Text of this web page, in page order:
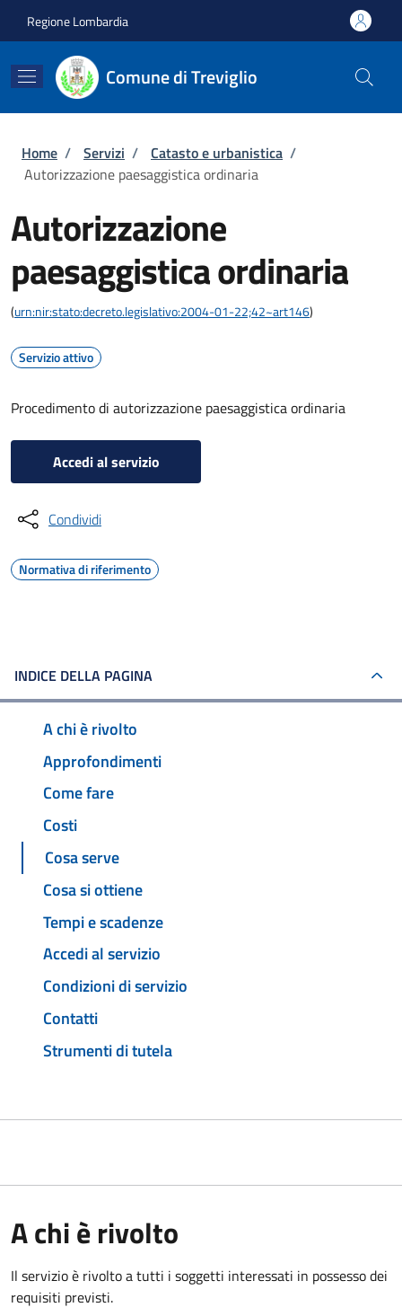
Regione Lombardia
Comune di Treviglio
Briciole di pane
Home / Servizi / Catasto e urbanistica /
Autorizzazione paesaggistica ordinaria
Autorizzazione
paesaggistica ordinaria
(urn:nir:stato:decreto.legislativo:2004-01-22;42~art146)
Servizio attivo
Procedimento di autorizzazione paesaggistica ordinaria
Accedi al servizio
Condividi
Normativa di riferimento
INDICE DELLA PAGINA
A chi è rivolto
Approfondimenti
Come fare
Costi
Cosa serve
Cosa si ottiene
Tempi e scadenze
Accedi al servizio
Condizioni di servizio
Contatti
Strumenti di tutela
A chi è rivolto
Il servizio è rivolto a tutti i soggetti interessati in possesso dei
requisiti previsti.